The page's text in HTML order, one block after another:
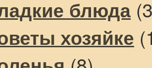
блюда
хозяйке